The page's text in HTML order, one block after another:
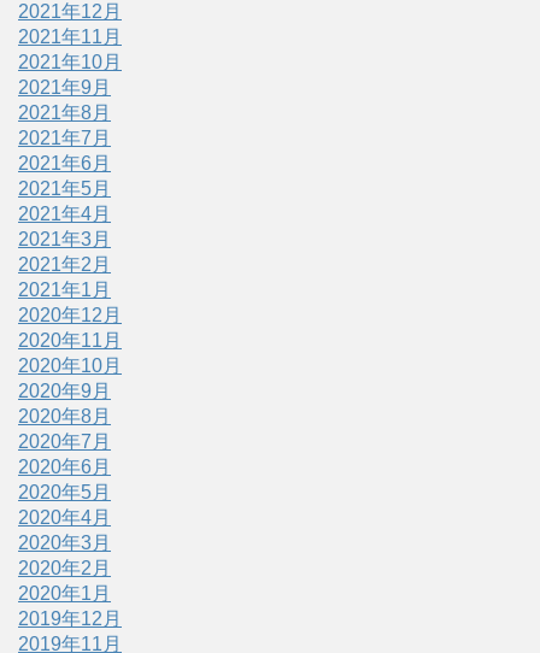
2021年12月
2021年11月
2021年10月
2021年9月
2021年8月
2021年7月
2021年6月
2021年5月
2021年4月
2021年3月
2021年2月
2021年1月
2020年12月
2020年11月
2020年10月
2020年9月
2020年8月
2020年7月
2020年6月
2020年5月
2020年4月
2020年3月
2020年2月
2020年1月
2019年12月
2019年11月